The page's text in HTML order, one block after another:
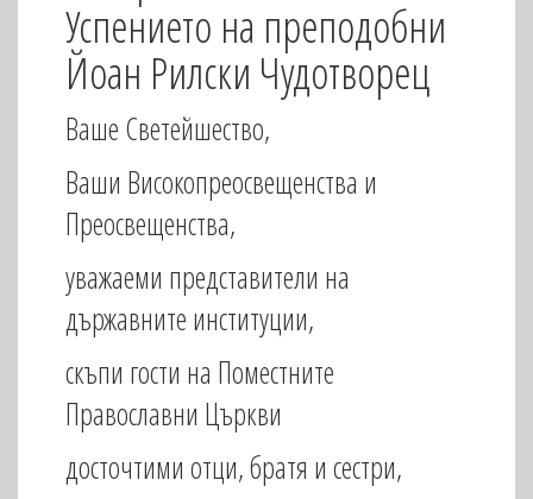
Успението на преподобни
Йоан Рилски Чудотворец
Ваше Светейшество,
Ваши Високопреосвещенства и
Преосвещенства,
уважаеми представители на
държавните институции,
скъпи гости на Поместните
Православни Църкви
досточтими отци, братя и сестри,